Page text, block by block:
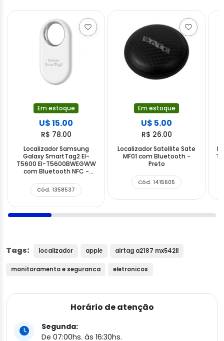
Em estoque
U$ 15.00
R$ 78.00
Localizador Samsung
Galaxy SmartTag2 El-
T5600 EI-T5600BWEGWW
com Bluetooth NFC -
Cód. 1358537
Em estoque
U$ 5.00
R$ 26.00
Localizador Satellite Sate
MF01 com Bluetooth -
Preto
Cód. 1415605
Tags: localizador apple airtag a2187 mx542ll
monitoramento e seguranca eletronicos
Horário de atenção
Segunda:
De 07:00hs. às 16:30hs.